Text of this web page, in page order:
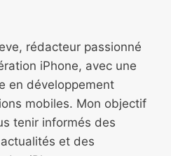
rédacteur passionné
iPhone, avec une
en développement
mobiles. Mon objectif
tenir informés des
et des